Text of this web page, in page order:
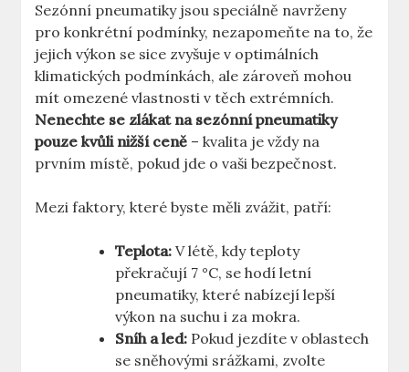
Sezónní pneumatiky jsou speciálně navrženy
pro konkrétní podmínky, nezapomeňte na to, že
jejich výkon se sice zvyšuje v optimálních
klimatických podmínkách, ale zároveň mohou
mít omezené vlastnosti v těch extrémních.
Nenechte se zlákat na sezónní pneumatiky
pouze kvůli nižší ceně – kvalita je vždy na
prvním místě, pokud jde o vaši bezpečnost.
Mezi faktory, které byste měli zvážit, patří:
Teplota: V létě, kdy teploty
překračují 7 °C, se hodí letní
pneumatiky, které nabízejí lepší
výkon na suchu i za mokra.
Sníh a led: Pokud jezdíte v oblastech
se sněhovými srážkami, zvolte